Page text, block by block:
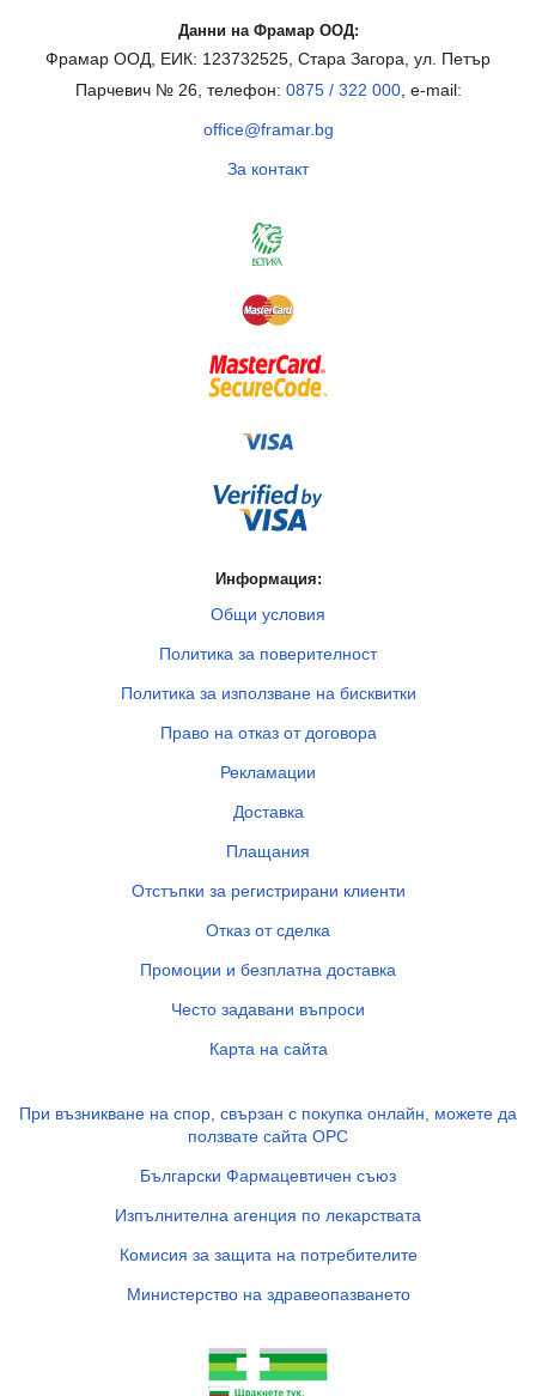
Данни на Фрамар ООД:
Фрамар ООД, ЕИК: 123732525, Стара Загора, ул. Петър
Парчевич № 26, телефон: 0875 / 322 000, e-mail:
office@framar.bg
За контакт
Информация:
Общи условия
Политика за поверителност
Политика за използване на бисквитки
Право на отказ от договора
Рекламации
Доставка
Плащания
Отстъпки за регистрирани клиенти
Отказ от сделка
Промоции и безплатна доставка
Често задавани въпроси
Карта на сайта
При възникване на спор, свързан с покупка онлайн, можете да
ползвате сайта ОРС
Български Фармацевтичен съюз
Изпълнителна агенция по лекарствата
Комисия за защита на потребителите
Министерство на здравеопазването